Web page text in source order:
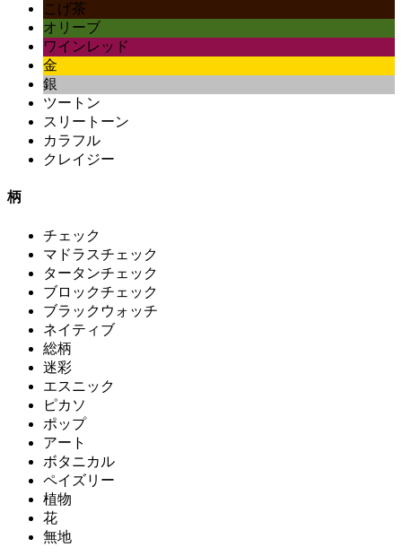
こげ茶
オリーブ
ワインレッド
金
銀
ツートン
スリートーン
カラフル
クレイジー
柄
チェック
マドラスチェック
タータンチェック
ブロックチェック
ブラックウォッチ
ネイティブ
総柄
迷彩
エスニック
ピカソ
ポップ
アート
ボタニカル
ペイズリー
植物
花
無地